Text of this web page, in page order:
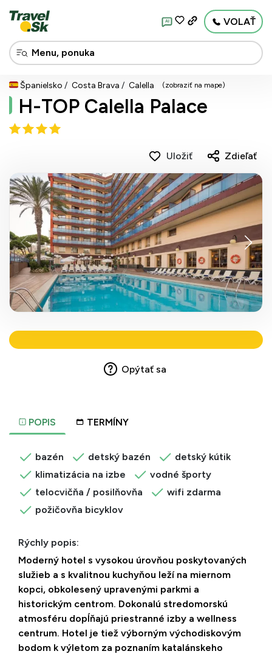
AI VOLAŤ
Španielsko Costa Brava Calella (zobraziť na mape)
H-TOP Calella Palace
Uložiť Zdieľať
POPIS TERMÍNY
bazén detský bazén
detský kútik
klimatizácia na izbe
vodné športy
telocvičňa / posilňovňa
wifi zdarma
požičovňa bicyklov
Rýchly popis:
Moderný hotel s vysokou úrovňou poskytovaných
služieb a s kvalitnou kuchyňou leží na miernom
kopci, obkolesený upravenými parkmi a
historickým centrom. Dokonalú stredomorskú
atmosféru dopĺňajú priestranné izby a wellness
centrum. Hotel je tiež výborným východiskovým
bodom k výletom za poznaním katalánskeho
Opýtať sa